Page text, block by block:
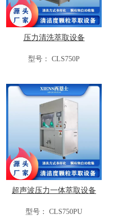
压力清洗萃取设备
型号： CLS750P
超声波压力一体萃取设备
型号： CLS750PU